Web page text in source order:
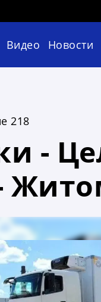
Видео Новости
218
-